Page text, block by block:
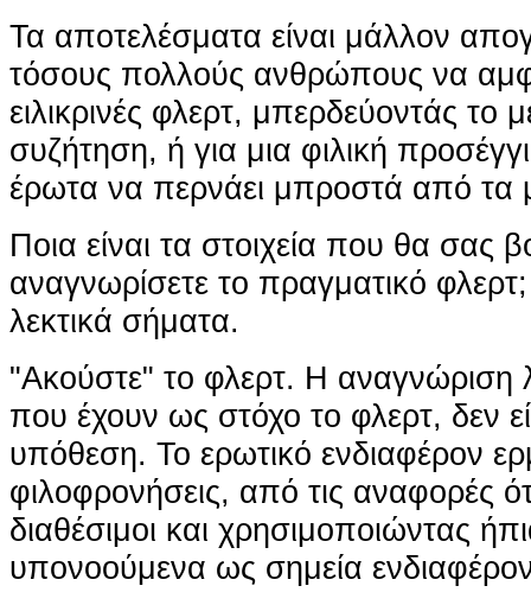
Τα αποτελέσματα είναι μάλλον
τόσους πολλούς ανθρώπους να
ειλικρινές φλερτ, μπερδεύοντάς το
συζήτηση, ή για μια φιλική
έρωτα να περνάει μπροστά από τα
Ποια είναι τα στοιχεία που θα σας
αναγνωρίσετε το πραγματικό
λεκτικά σήματα.
"Ακούστε" το φλερτ. Η
που έχουν ως στόχο το φλερτ, δεν
υπόθεση. Το ερωτικό ενδιαφέρον
φιλοφρονήσεις, από τις αναφορές
διαθέσιμοι και χρησιμοποιώντας
υπονοούμενα ως σημεία